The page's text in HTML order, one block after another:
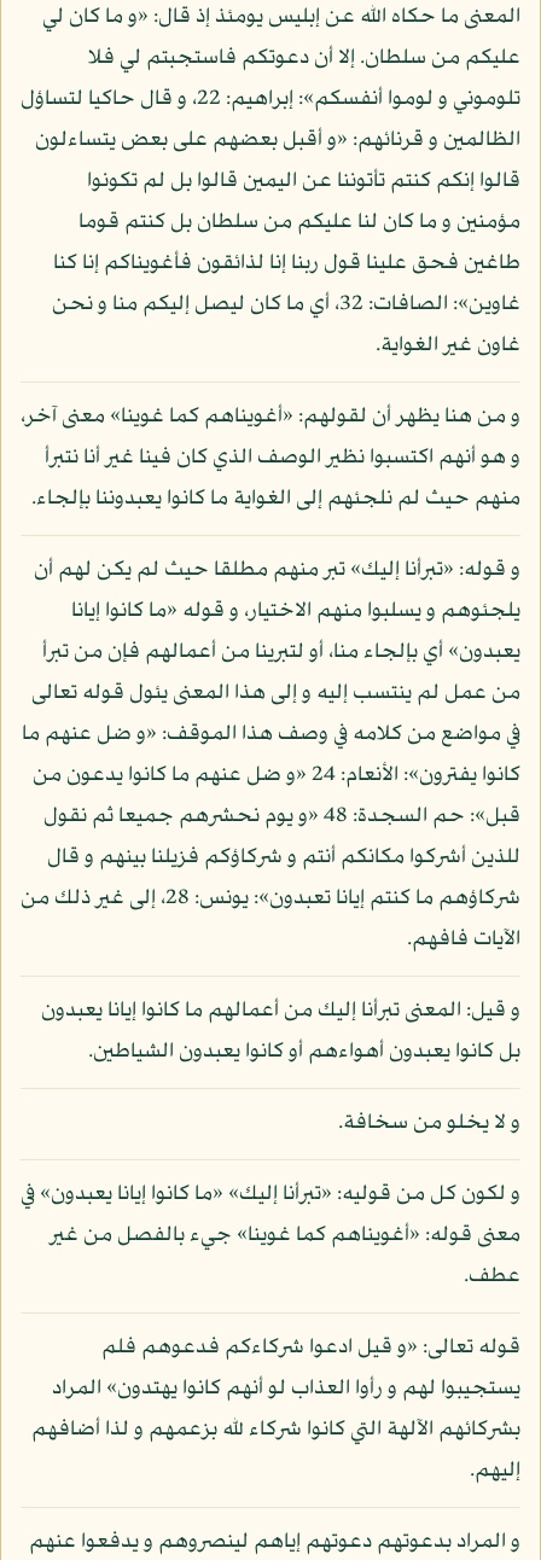
المعنى ما حكاه الله عن إبليس يومئذ إذ قال: «و ما كان لي
عليكم من سلطان. إلا أن دعوتكم فاستجبتم لي فلا
تلوموني و لوموا أنفسكم»: إبراهيم: 22، و قال حاكيا لتساؤل
الظالمين و قرنائهم: «و أقبل بعضهم على بعض يتساءلون
قالوا إنكم كنتم تأتوننا عن اليمين قالوا بل لم تكونوا
مؤمنين و ما كان لنا عليكم من سلطان بل كنتم قوما
طاغين فحق علينا قول ربنا إنا لذائقون فأغويناكم إنا كنا
غاوين»: الصافات: 32، أي ما كان ليصل إليكم منا و نحن
غاون غير الغواية.
و من هنا يظهر أن لقولهم: «أغويناهم كما غوينا» معنى آخر،
و هو أنهم اكتسبوا نظير الوصف الذي كان فينا غير أنا نتبرأ
منهم حيث لم نلجئهم إلى الغواية ما كانوا يعبدوننا بإلجاء.
و قوله: «تبرأنا إليك» تبر منهم مطلقا حيث لم يكن لهم أن
يلجئوهم و يسلبوا منهم الاختيار، و قوله «ما كانوا إيانا
يعبدون» أي بإلجاء منا، أو لتبرينا من أعمالهم فإن من تبرأ
من عمل لم ينتسب إليه و إلى هذا المعنى يئول قوله تعالى
في مواضع من كلامه في وصف هذا الموقف: «و ضل عنهم ما
كانوا يفترون»: الأنعام: 24 «و ضل عنهم ما كانوا يدعون من
قبل»: حم السجدة: 48 «و يوم نحشرهم جميعا ثم نقول
للذين أشركوا مكانكم أنتم و شركاؤكم فزيلنا بينهم و قال
شركاؤهم ما كنتم إيانا تعبدون»: يونس: 28، إلى غير ذلك من
الآيات فافهم.
و قيل: المعنى تبرأنا إليك من أعمالهم ما كانوا إيانا يعبدون
بل كانوا يعبدون أهواءهم أو كانوا يعبدون الشياطين.
و لا يخلو من سخافة.
و لكون كل من قوليه: «تبرأنا إليك» «ما كانوا إيانا يعبدون» في
معنى قوله: «أغويناهم كما غوينا» جيء بالفصل من غير
عطف.
قوله تعالى: «و قيل ادعوا شركاءكم فدعوهم فلم
يستجيبوا لهم و رأوا العذاب لو أنهم كانوا يهتدون» المراد
بشركائهم الآلهة التي كانوا شركاء لله بزعمهم و لذا أضافهم
إليهم.
و المراد بدعوتهم دعوتهم إياهم لينصروهم و يدفعوا عنهم